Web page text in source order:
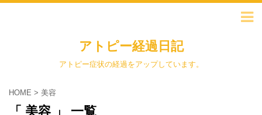
アトピー経過日記
アトピー症状の経過をアップしています。
HOME > 美容
「 美容 」 一覧